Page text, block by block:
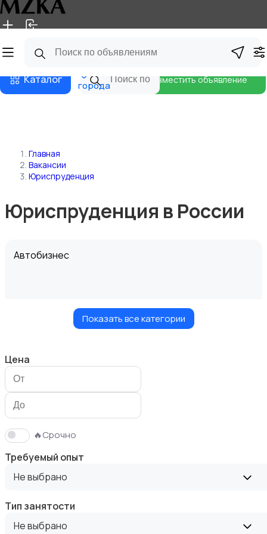
Главная Магазины
Каталог
города
Разместить объявление
Главная
Вакансии
Юриспруденция
Юриспруденция в России
Автобизнес
Бытовые услуги и клининг
Показать все категории
Цена
🔥Срочно
Требуемый опыт
Не выбрано
Тип занятости
Не выбрано